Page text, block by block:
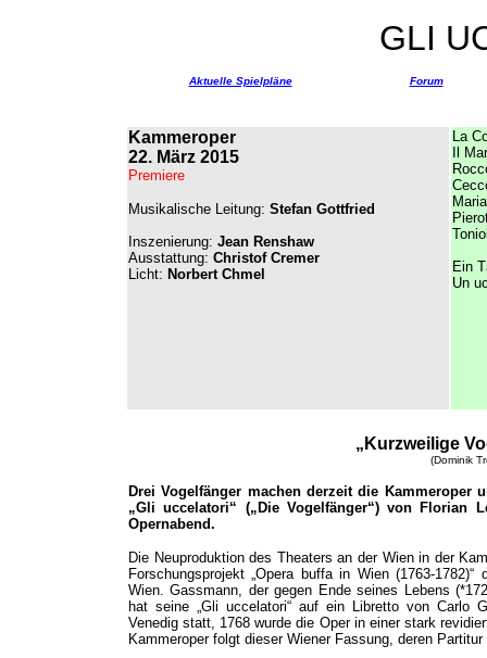
GLI
Aktuelle Spielpläne Forum
Kammeroper
22. März 2015
Premiere
Musikalische Leitung: Stefan Gottfried
Inszenierung: Jean Renshaw
Ausstattung: Christof Cremer
Licht: Norbert Chmel
La
Il
Ein
Un
„Kurzweilige
(Dominik
Drei Vogelfänger machen derzeit die Kammeroper
„Gli uccelatori“ („Die Vogelfänger“) von Florian
Opernabend.
Die Neuproduktion des Theaters an der Wien in der
Forschungsprojekt „Opera buffa in Wien (1763-
Wien. Gassmann, der gegen Ende seines Lebens
hat seine „Gli uccelatori“ auf ein Libretto von Carlo
Venedig statt, 1768 wurde die Oper in einer stark
Kammeroper folgt dieser Wiener Fassung, deren